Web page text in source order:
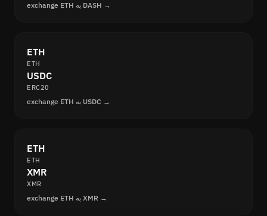
exchange ETH به DASH →
ETH
ETH
USDC
ERC20
exchange ETH به USDC →
ETH
ETH
XMR
XMR
exchange ETH به XMR →